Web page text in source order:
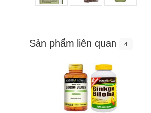
Sản phẩm liên quan 4